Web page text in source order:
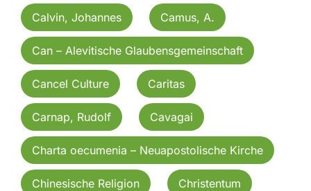
Calvin, Johannes Camus, A.
Can – Alevitische Glaubensgemeinschaft
Cancel Culture Caritas
Carnap, Rudolf Cavagai
Charta oecumenia – Neuapostolische Kirche
Chinesische Religion Christentum